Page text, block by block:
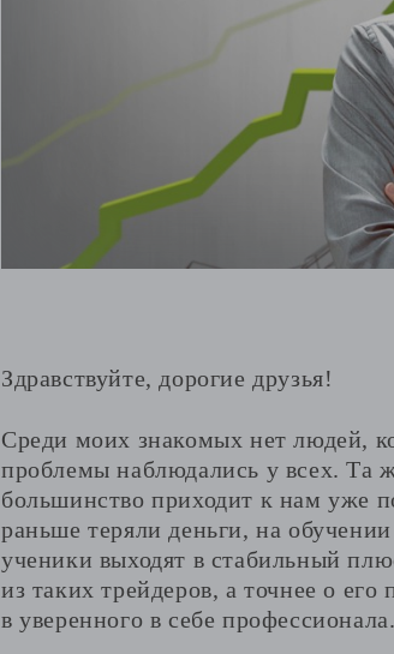
Здравствуйте, дорогие друзья!
Среди моих знакомых нет людей,
проблемы наблюдались у всех. Та
большинство приходит к нам уже
раньше теряли деньги, на
ученики выходят в стабильный
из таких трейдеров, а точнее о
в уверенного в себе профессионала.